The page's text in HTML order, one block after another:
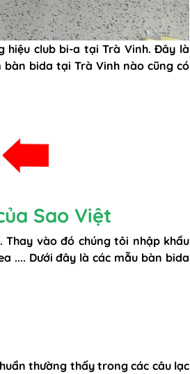
hiệu club bi-a tại Trà Vinh. Đây là
bida tại Trà Vinh nào cũng có
Sao Việt
vào đó chúng tôi nhập khẩu
.... Dưới đây là các mẫu bàn bida
thường thấy trong các câu lạc